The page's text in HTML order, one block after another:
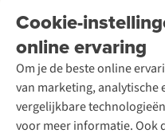
Cookie-
online ervaring
Om je de beste online
van marketing, analytische
vergelijkbare
voor meer informatie. Ook
Garantie
Contact
Onze winkels
Over A.S.Adventure
Toegankelijkheidsverklaring
Ski-onderhoud
Wasservice
Schoenonderhoud
Schoenherstelling
Kledingherstelling
Retouches
A.S.Magazine
Podcast
Explore Academy
Explore Camp
Gear Check
Inspiratie & advies
Meld je aan voor de